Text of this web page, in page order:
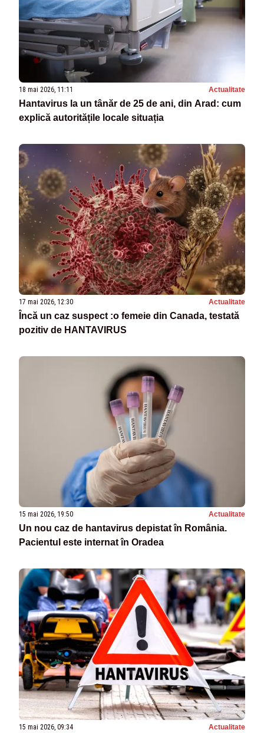
18 mai 2026, 11:11 Actualitate
Hantavirus la un tânăr de 25 de ani, din Arad: cum
explică autoritățile locale situația
17 mai 2026, 12:30 Actualitate
Încă un caz suspect :o femeie din Canada, testată
pozitiv de HANTAVIRUS
15 mai 2026, 19:50 Actualitate
Un nou caz de hantavirus depistat în România.
Pacientul este internat în Oradea
15 mai 2026, 09:34 Actualitate